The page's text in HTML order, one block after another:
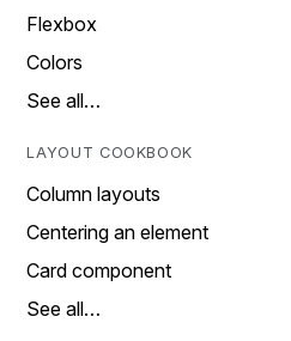
Flexbox
Colors
See all…
LAYOUT COOKBOOK
Column layouts
Centering an element
Card component
See all…